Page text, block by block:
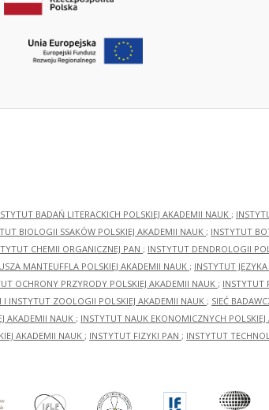
BADAŃ LITERACKICH POLSKIEJ AKADEMII NAUK ;
BIOLOGII SSAKÓW POLSKIEJ AKADEMII NAUK ; INSTYTUT
CHEMII ORGANICZNEJ PAN ; INSTYTUT DENDROLOGII
MANTEUFFLA POLSKIEJ AKADEMII NAUK ; INSTYTUT
OCHRONY PRZYRODY POLSKIEJ AKADEMII NAUK ; INSTYTUT
I INSTYTUT ZOOLOGII POLSKIEJ AKADEMII NAUK ; SIEĆ
AKADEMII NAUK ; INSTYTUT NAUK EKONOMICZNYCH
AKADEMII NAUK ; INSTYTUT FIZYKI PAN ; INSTYTUT